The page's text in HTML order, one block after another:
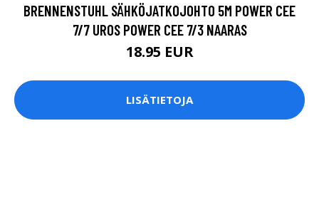
BRENNENSTUHL SÄHKÖJATKOJOHTO 5M POWER CEE
7/7 UROS POWER CEE 7/3 NAARAS
18.95 EUR
LISÄTIETOJA